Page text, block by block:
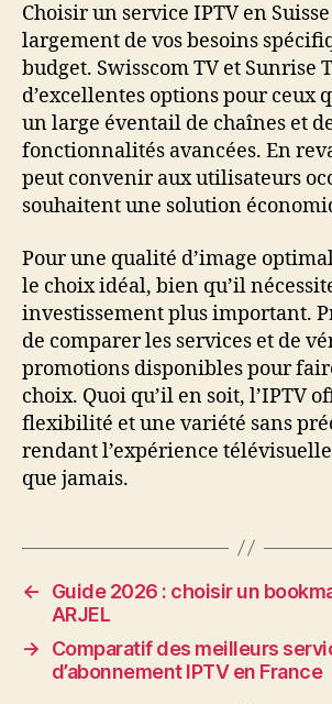
Choisir un service IPTV en
largement de vos besoins
budget. Swisscom TV et Sunrise
d’excellentes options pour ceux
un large éventail de chaînes et
fonctionnalités avancées. En
peut convenir aux utilisateurs
souhaitent une solution
Pour une qualité d’image
le choix idéal, bien qu’il
investissement plus important.
de comparer les services et de
promotions disponibles pour
choix. Quoi qu’il en soit, l’IPTV
flexibilité et une variété sans
rendant l’expérience
que jamais.
←
Guide 2026 : choisir un
ARJEL
→
Comparatif des meilleurs
d’abonnement IPTV en France